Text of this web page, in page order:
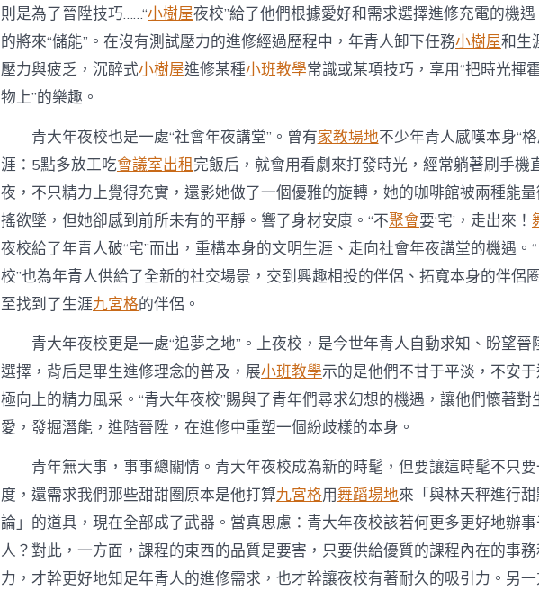
則是為了晉陞技巧……“小樹屋夜校”給了他們根據愛好和需求選擇進修充電的機
的將來“儲能”。在沒有測試壓力的進修經過歷程中，年青人卸下任務小樹屋和生
壓力與疲乏，沉醉式小樹屋進修某種小班教學常識或某項技巧，享用“把時光揮
物上”的樂趣。
青大年夜校也是一處“社會年夜講堂”。曾有家教場地不少年青人感嘆本身“
涯：5點多放工吃會議室出租完飯后，就會用看劇來打發時光，經常躺著刷手機
夜，不只精力上覺得充實，還影她做了一個優雅的旋轉，她的咖啡館被兩種能
搖欲墜，但她卻感到前所未有的平靜。響了身材安康。“不聚會要‘宅’，走出來！
夜校給了年青人破“宅”而出，重構本身的文明生涯、走向社會年夜講堂的機遇。
校”也為年青人供給了全新的社交場景，交到興趣相投的伴侶、拓寬本身的伴侶
至找到了生涯九宮格的伴侶。
青大年夜校更是一處“追夢之地”。上夜校，是今世年青人自動求知、盼望晉
選擇，背后是畢生進修理念的普及，展小班教學示的是他們不甘于平淡，不安
極向上的精力風采。“青大年夜校”賜與了青年們尋求幻想的機遇，讓他們懷著對
愛，發掘潛能，進階晉陞，在進修中重塑一個紛歧樣的本身。
青年無大事，事事總關情。青大年夜校成為新的時髦，但要讓這時髦不只
度，還需求我們那些甜甜圈原本是他打算九宮格用舞蹈場地來「與林天秤進行
論」的道具，現在全部成了武器。當真思慮：青大年夜校該若何更多更好地辦
人？對此，一方面，課程的東西的品質是要害，只要供給優質的課程內在的事
力，才幹更好地知足年青人的進修需求，也才幹讓夜校有著耐久的吸引力。另